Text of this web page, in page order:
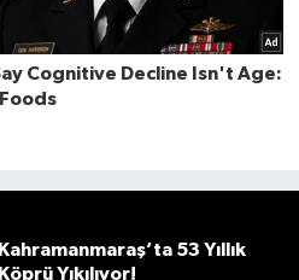
Kahramanmaraş’ta 53 Yıllık
Köprü Yıkılıyor!